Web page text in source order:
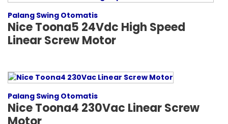
Palang Swing Otomatis
Nice Toona5 24Vdc High Speed
Linear Screw Motor
Palang Swing Otomatis
Nice Toona4 230Vac Linear Screw